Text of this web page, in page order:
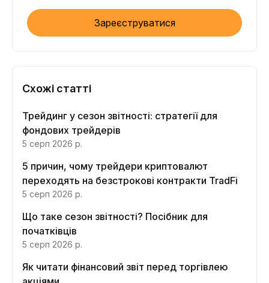
Зареєструватися
Схожі статті
Трейдинг у сезон звітності: стратегії для
фондових трейдерів
5 серп 2026 р.
5 причин, чому трейдери криптовалют
переходять на безстрокові контракти TradFi
5 серп 2026 р.
Що таке сезон звітності? Посібник для
початківців
5 серп 2026 р.
Як читати фінансовий звіт перед торгівлею